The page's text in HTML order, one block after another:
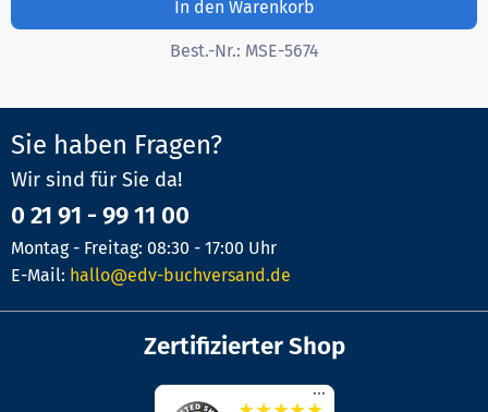
In den Warenkorb
Best.-Nr.: MSE-5674
Sie haben Fragen?
Wir sind für Sie da!
0 21 91 - 99 11 00
Montag - Freitag: 08:30 - 17:00 Uhr
E-Mail: hallo@edv-buchversand.de
Zertifizierter Shop
...